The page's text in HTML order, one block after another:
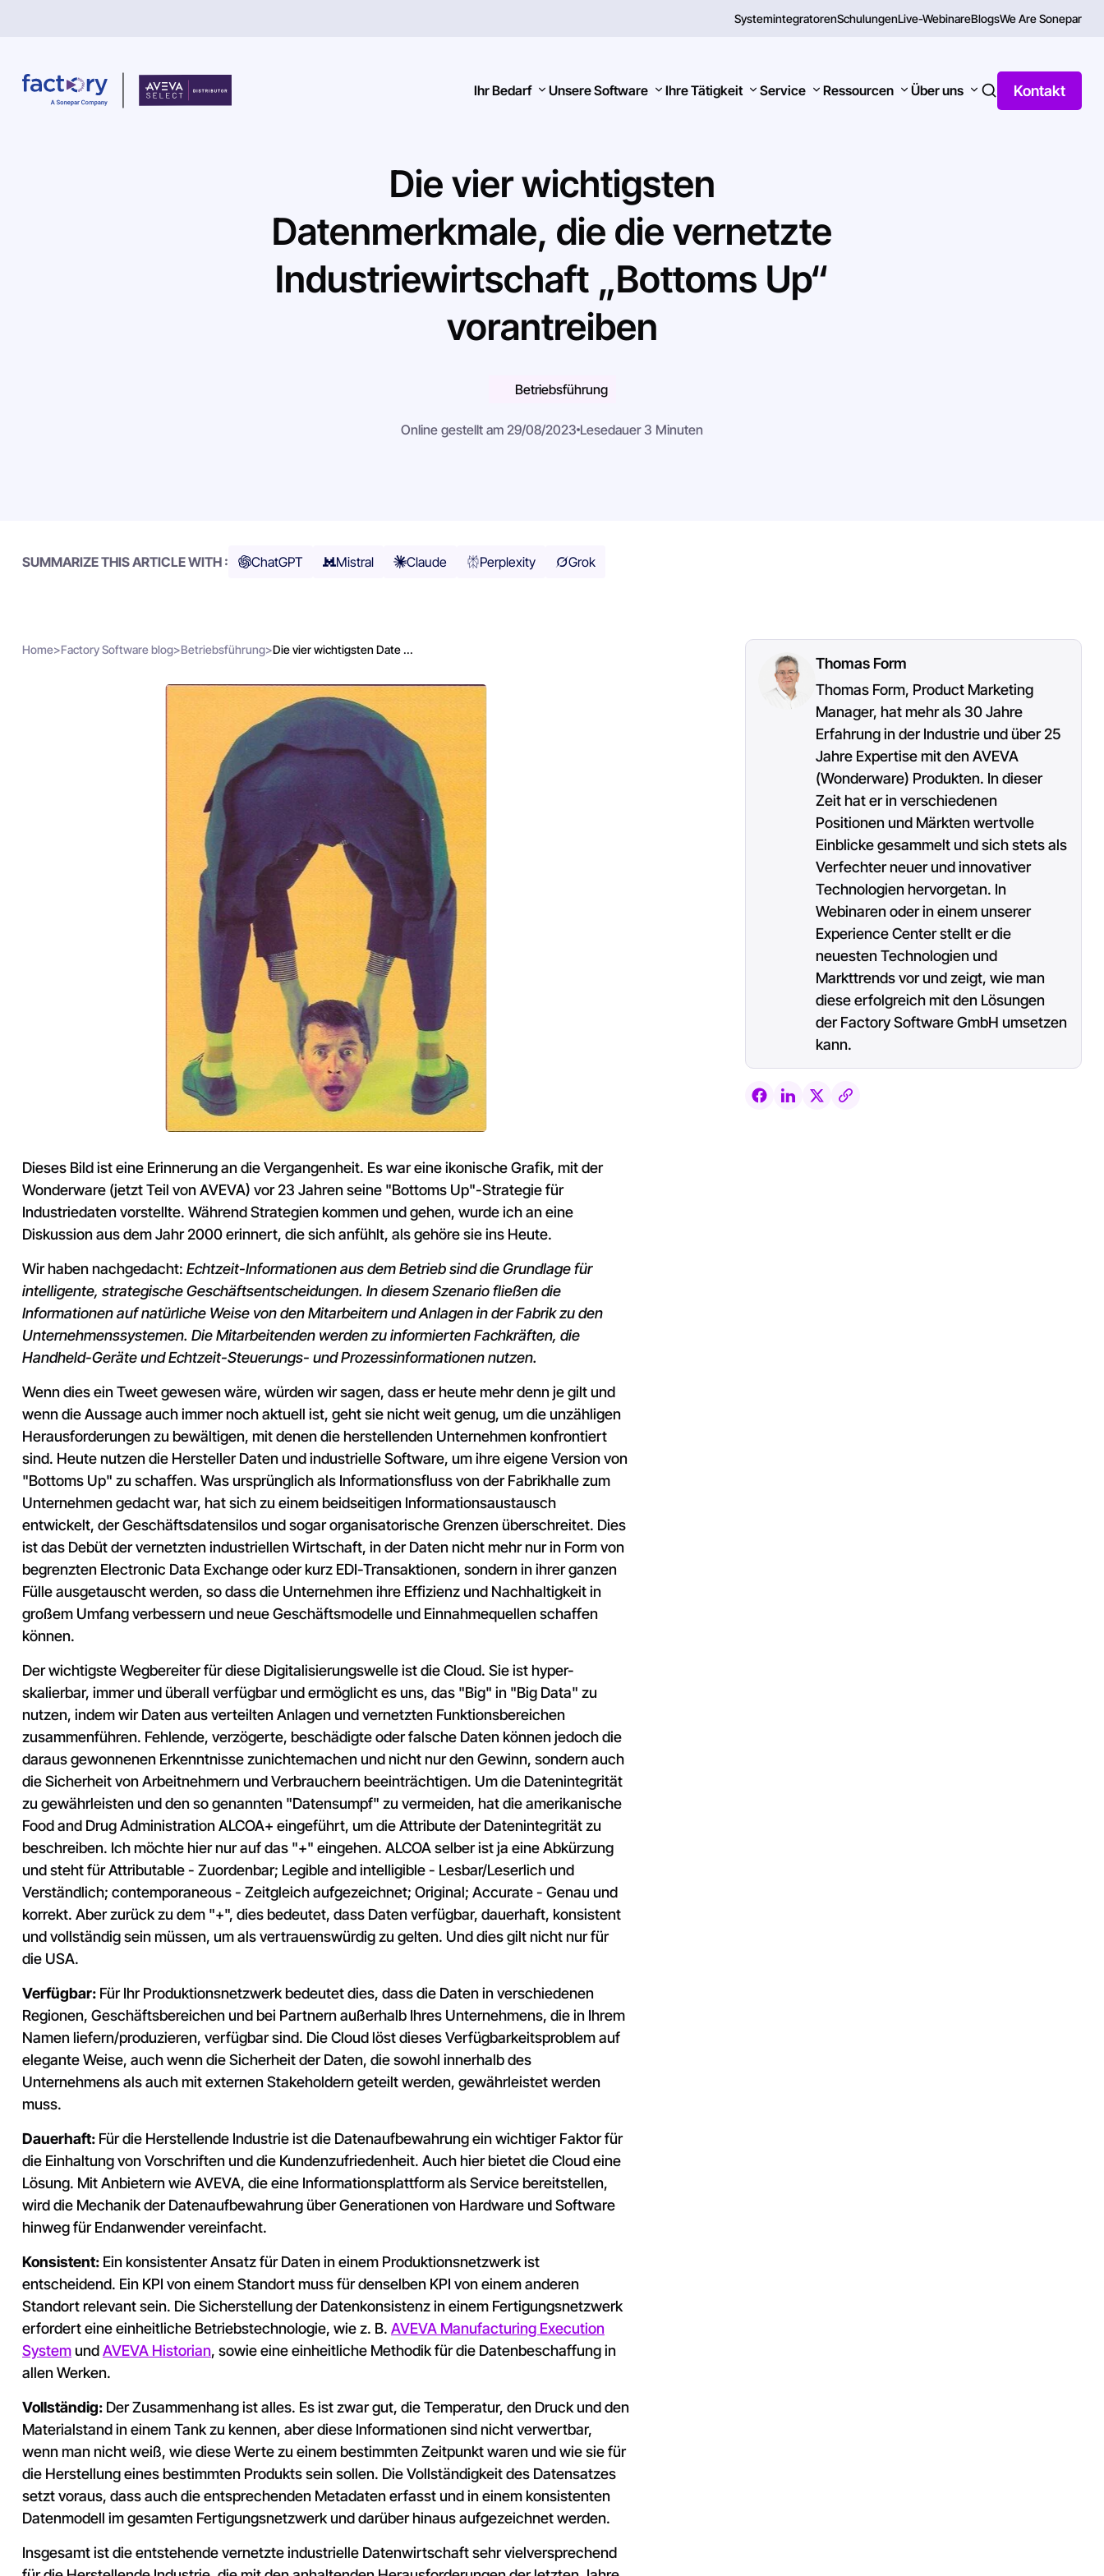
SystemintegratorenSchulungenLive-WebinareBlogsWe Are Sonepar
Ihr Bedarf Unsere Software Ihre Tätigkeit Service Ressourcen Über uns Kontakt
Suchen
Die vierwichtigsten
Datenmerkmale, die die vernetzte
Industriewirtschaft „Bottoms Up“
vorantreiben
Betriebsführung
Online gestellt am 29/08/2023 Lesedauer 3 Minuten
SUMMARIZE THIS ARTICLE WITH : ChatGPT Mistral Claude Perplexity Grok
Home>Factory Software blog>Betriebsführung>Die vier wichtigsten Date ...
Dieses Bild ist eine Erinnerung an die Vergangenheit. Es war eine ikonische Grafik, mit der
Wonderware (jetzt Teil von AVEVA) vor 23 Jahren seine "Bottoms Up"-Strategie für
Industriedaten vorstellte. Während Strategien kommen und gehen, wurde ich an eine
Diskussion aus dem Jahr 2000 erinnert, die sich anfühlt, als gehöre sie ins Heute.
Wir haben nachgedacht: Echtzeit-Informationen aus dem Betrieb sind die Grundlage für
intelligente, strategische Geschäftsentscheidungen. In diesem Szenario fließen die
Informationen auf natürliche Weise von den Mitarbeitern und Anlagen in der Fabrik zu den
Unternehmenssystemen. Die Mitarbeitenden werden zu informierten Fachkräften, die
Handheld-Geräte und Echtzeit-Steuerungs- und Prozessinformationen nutzen.
Wenn dies ein Tweet gewesen wäre, würden wir sagen, dass er heute mehr denn je gilt und
wenn die Aussage auch immer noch aktuell ist, geht sie nicht weit genug, um die unzähligen
Herausforderungen zu bewältigen, mit denen die herstellenden Unternehmen konfrontiert
sind. Heute nutzen die Hersteller Daten und industrielle Software, um ihre eigene Version von
"Bottoms Up" zu schaffen. Was ursprünglich als Informationsfluss von der Fabrikhalle zum
Unternehmen gedacht war, hat sich zu einem beidseitigen Informationsaustausch
entwickelt, der Geschäftsdatensilos und sogar organisatorische Grenzen überschreitet. Dies
ist das Debüt der vernetzten industriellen Wirtschaft, in der Daten nicht mehr nur in Form von
begrenzten Electronic Data Exchange oder kurz EDI-Transaktionen, sondern in ihrer ganzen
Fülle ausgetauscht werden, so dass die Unternehmen ihre Effizienz und Nachhaltigkeit in
großem Umfang verbessern und neue Geschäftsmodelle und Einnahmequellen schaffen
können.
Der wichtigste Wegbereiter für diese Digitalisierungswelle ist die Cloud. Sie ist hyper-
skalierbar, immer und überall verfügbar und ermöglicht es uns, das "Big" in "Big Data" zu
nutzen, indem wir Daten aus verteilten Anlagen und vernetzten Funktionsbereichen
zusammenführen. Fehlende, verzögerte, beschädigte oder falsche Daten können jedoch die
daraus gewonnenen Erkenntnisse zunichtemachen und nicht nur den Gewinn, sondern auch
die Sicherheit von Arbeitnehmern und Verbrauchern beeinträchtigen. Um die Datenintegrität
zu gewährleisten und den so genannten "Datensumpf" zu vermeiden, hat die amerikanische
Food and Drug Administration ALCOA+ eingeführt, um die Attribute der Datenintegrität zu
beschreiben. Ich möchte hier nur auf das "+" eingehen. ALCOA selber ist ja eine Abkürzung
und steht für Attributable - Zuordenbar; Legible and intelligible - Lesbar/Leserlich und
Verständlich; contemporaneous - Zeitgleich aufgezeichnet; Original; Accurate - Genau und
korrekt. Aber zurück zu dem "+", dies bedeutet, dass Daten verfügbar, dauerhaft, konsistent
und vollständig sein müssen, um als vertrauenswürdig zu gelten. Und dies gilt nicht nur für
die USA.
Verfügbar: Für Ihr Produktionsnetzwerk bedeutet dies, dass die Daten in verschiedenen
Regionen, Geschäftsbereichen und bei Partnern außerhalb Ihres Unternehmens, die in Ihrem
Namen liefern/produzieren, verfügbar sind. Die Cloud löst dieses Verfügbarkeitsproblem auf
elegante Weise, auch wenn die Sicherheit der Daten, die sowohl innerhalb des
Unternehmens als auch mit externen Stakeholdern geteilt werden, gewährleistet werden
muss.
Dauerhaft: Für die Herstellende Industrie ist die Datenaufbewahrung ein wichtiger Faktor für
die Einhaltung von Vorschriften und die Kundenzufriedenheit. Auch hier bietet die Cloud eine
Lösung. Mit Anbietern wie AVEVA, die eine Informationsplattform als Service bereitstellen,
wird die Mechanik der Datenaufbewahrung über Generationen von Hardware und Software
hinweg für Endanwender vereinfacht.
Konsistent: Ein konsistenter Ansatz für Daten in einem Produktionsnetzwerk ist
entscheidend. Ein KPI von einem Standort muss für denselben KPI von einem anderen
Standort relevant sein. Die Sicherstellung der Datenkonsistenz in einem Fertigungsnetzwerk
erfordert eine einheitliche Betriebstechnologie, wie z. B. AVEVA Manufacturing Execution
System undAVEVA Historian, sowie eine einheitliche Methodik für die Datenbeschaffung in
allen Werken.
Vollständig: Der Zusammenhang ist alles. Es ist zwar gut, die Temperatur, den Druck und den
Materialstand in einem Tank zu kennen, aber diese Informationen sind nicht verwertbar,
wenn man nicht weiß, wie diese Werte zu einem bestimmten Zeitpunkt waren und wie sie für
die Herstellung eines bestimmten Produkts sein sollen. Die Vollständigkeit des Datensatzes
setzt voraus, dass auch die entsprechenden Metadaten erfasst und in einem konsistenten
Datenmodell im gesamten Fertigungsnetzwerk und darüber hinaus aufgezeichnet werden.
Insgesamt ist die entstehende vernetzte industrielle Datenwirtschaft sehr vielversprechend
Thomas Form
Thomas Form, Product Marketing
Manager, hat mehr als 30 Jahre
Erfahrung in der Industrie und über 25
Jahre Expertise mit den AVEVA
(Wonderware) Produkten. In dieser
Zeit hat er in verschiedenen
Positionen und Märkten wertvolle
Einblicke gesammelt und sich stets als
Verfechter neuer und innovativer
Technologien hervorgetan. In
Webinaren oder in einem unserer
Experience Center stellt er die
neuesten Technologien und
Markttrends vor und zeigt, wie man
diese erfolgreich mit den Lösungen
der Factory Software GmbH umsetzen
kann.